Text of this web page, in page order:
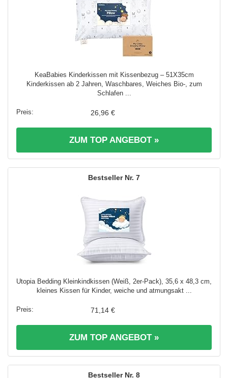
KeaBabies Kinderkissen mit Kissenbezug – 51X35cm
Kinderkissen ab 2 Jahren, Waschbares, Weiches Bio-, zum
Schlafen ...
26,96 €
ZUM TOP ANGEBOT »
7
Utopia Bedding Kleinkindkissen (Weiß, 2er-Pack), 35,6 x 48,3 cm,
kleines Kissen für Kinder, weiche und atmungsakt ...
71,14 €
ZUM TOP ANGEBOT »
8